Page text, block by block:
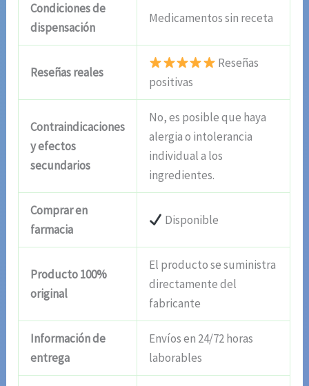
Condiciones de
dispensación
Medicamentos sin receta
Reseñas reales
Reseñas
positivas
Contraindicaciones
y efectos
secundarios
No, es posible que haya
alergia o intolerancia
individual a los
ingredientes.
Comprar en
farmacia
Disponible
Producto 100%
original
El producto se suministra
directamente del
fabricante
Información de
entrega
Envíos en 24/72 horas
laborables